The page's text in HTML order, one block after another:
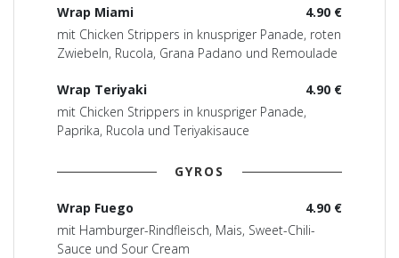
4.90 €
Wrap Miami
mit Chicken Strippers in knuspriger Panade, roten
Zwiebeln, Rucola, Grana Padano und Remoulade
4.90 €
Wrap Teriyaki
mit Chicken Strippers in knuspriger Panade,
Paprika, Rucola und Teriyakisauce
GYROS
4.90 €
Wrap Fuego
mit Hamburger-Rindfleisch, Mais, Sweet-Chili-
Sauce und Sour Cream